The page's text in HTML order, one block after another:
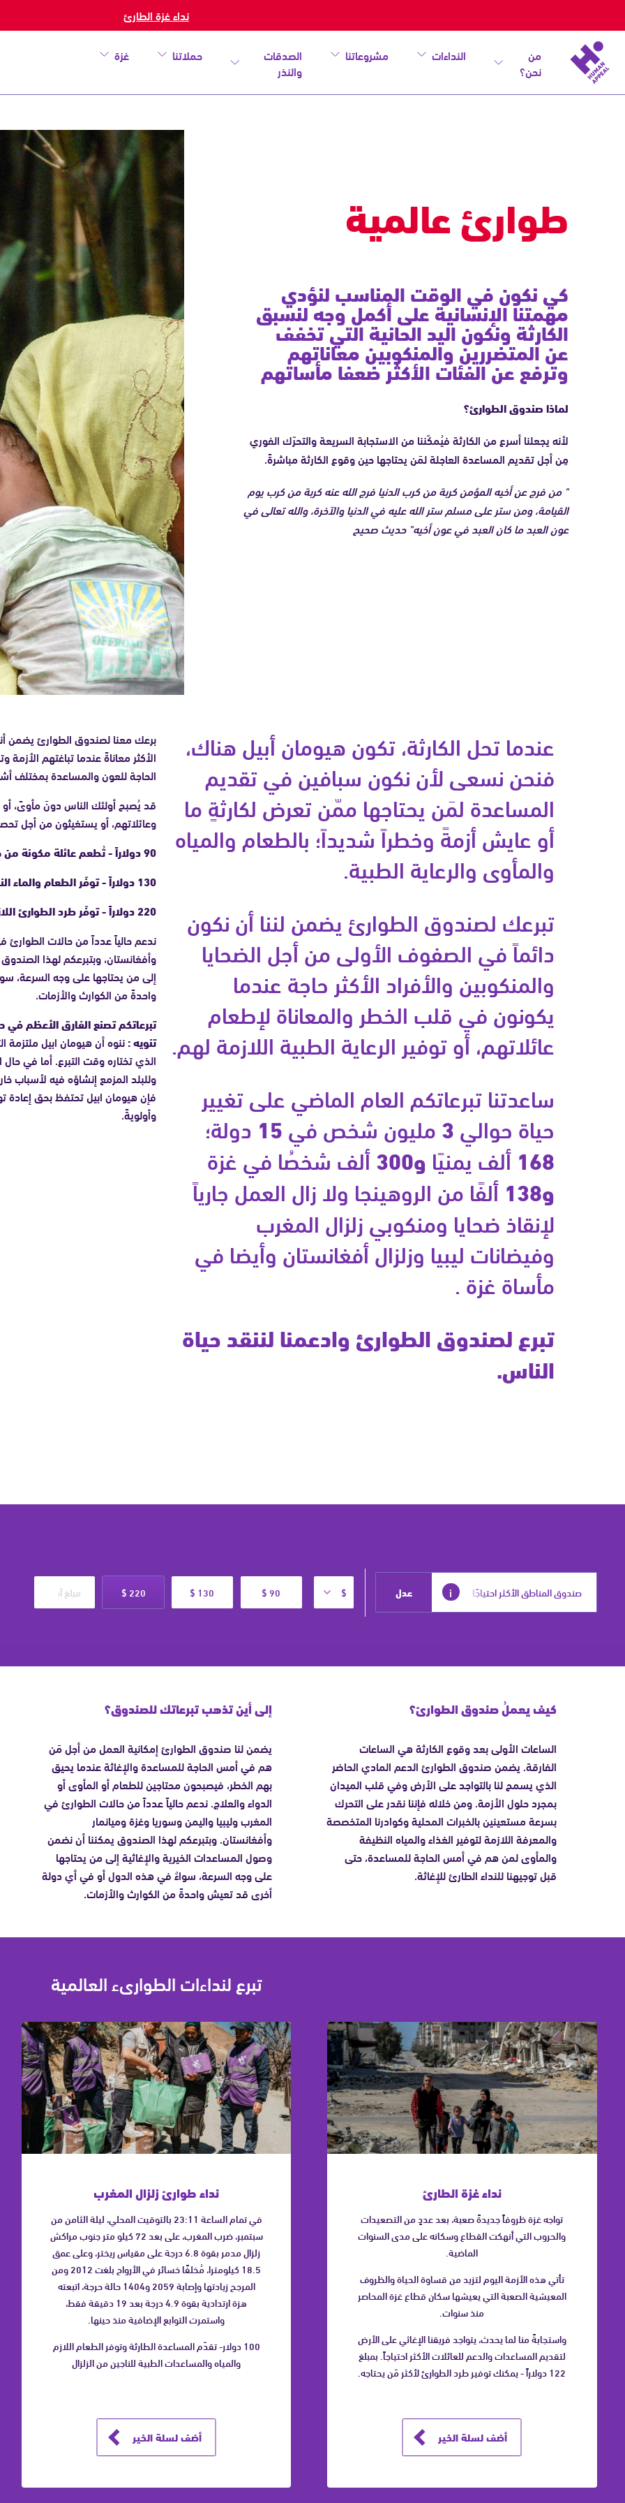
نداء غزة الطارئ
طوارئ
من
نحن؟
النداءات مشروعاتنا الصدقات
والنذر
حملاتنا غزة
طوارئ عالمية
كي نكون في الوقت المناسب لنؤدي
مهمتنا الإنسانية على أكمل وجه لنسبق
الكارثة ونكون اليد الحانية التي تخفف
عن المتضررين والمنكوبين معاناتهم
وترفع عن الفئات الأكثر ضعفا مأساتهم
لماذا صندوق الطوارئ؟
لأنه يجعلنا أسرع من الكارثة فيُمكّننا من الاستجابة السريعة والتحرّك الفوري
مِن أجل تقديم المساعدة العاجلة لمَن يحتاجها حين وقوع الكارثة مباشرةً.
" من فرج عن أخيه المؤمن كربة من كرب الدنيا فرج الله عنه كربة من كرب يوم
القيامة، ومن ستر على مسلم ستر الله عليه في الدنيا والآخرة، والله تعالى في
عون العبد ما كان العبد في عون أخيه" حديث صحيح
عندما تحل الكارثة، تكون هيومان أبيل هناك،
فنحن نسعى لأن نكون سبافين في تقديم
المساعدة لمَن يحتاجها ممّن تعرض لكارثةٍ ما
أو عايش أزمةً وخطراً شديداً؛ بالطعام والمياه
والمأوى والرعاية الطبية.
تبرعك لصندوق الطوارئ يضمن لننا أن نكون
دائماً في الصفوف الأولى من أجل الضحايا
والمنكوبين والأفراد الأكثر حاجة عندما
يكونون في قلب الخطر والمعاناة لإطعام
عائلاتهم، أو توفير الرعاية الطبية اللازمة لهم.
ساعدتنا تبرعاتكم العام الماضي على تغيير
حياة حوالي3مليون شخص في15 دولة؛
168ألف يمنيًاو300 ألف شخصُا في غزة
و138 ألفًا من الروهينجا ولا زال العمل جارياً
لإنقاذ ضحايا ومنكوبي زلزال المغرب
وفيضانات ليبيا وزلزال أفغانستان وأيضا في
مأساة غزة .
تبرع لصندوق الطوارئ وادعمنا لننقد حياة
الناس.
برعك معنا لصندوق الطوارئ يضمن
الأكثر معاناةً عندما تباغتهم
الحاجة للعون والمساعدة بمختلف
قد يُصبح أولئك الناس دونَ مأوىً،
وعائلاتهم، أو يستغيثون من أجل
90 دولاراً - تُطعم عائلة مكونة من خمسة أفراد طعاماً غنياً لمدة شهر.
130 دولاراً - توفّر الطعام والماء النظيف والإمدادات الطبية الأولية لأسرة محتاجة.
220 دولاراً - توفّر طرد الطوارئ اللازم وقت الأزمات.
ندعم حالياً عدداً من حالات الطوارئ
وأفغانستان، وبتبرعكم لهذا
إلى من يحتاجها على وجه
واحدةً من الكوارث والأزمات.
تبرعاتكم تصنع الفارق الأعظم
تنويه :ننوه أن هيومان ابيل ملتزمة
الذي تختاره وقت التبرع. أما في حال
وللبلد المزمع إنشاؤه فيه لأسباب
فإن هيومان ابيل تحتفظ بحق إعادة
وأولويةً.
مزيد
من
i
تبرع وساعد في خلق المرونة اللازمة لاستعادة شكل
الحياة في مقابل الأوضاع الطارئة على مدار العام.
اختر
العملة
ومبلغ
غير
العملة
90 $
130 $
220 $
كيف يعملُ صندوق الطوارئ؟
الساعات الأولى بعد وقوع الكارثة هي الساعات
الفارقة. يضمن صندوق الطوارئ الدعم المادي الحاضر
الذي يسمح لنا بالتواجد على الأرض وفي قلب الميدان
بمجرد حلول الأزمة. ومن خلاله فإننا نقدر على التحرك
بسرعة مستعينين بالخبرات المحلية وكوادرنا المتخصصة
والمعرفة اللازمة لتوفير الغذاء والمياه النظيفة
والمأوى لمن هم في أمس الحاجة للمساعدة، حتى
قبل توجيهنا للنداء الطارئ للإغاثة.
إلى أين تذهب تبرعاتك للصندوق؟
يضمن لنا صندوق الطوارئ إمكانية العمل من أجل مَن
هم في أمس الحاجة للمساعدة والإغاثة عندما يحيق
بهم الخطر، فيصبحون محتاجين للطعام أو المأوى أو
الدواء والعلاج. ندعم حالياً عدداً من حالات الطوارئ في
المغرب وليبيا واليمن وسوريا وغزة وميانمار
وأفغانستان. وبتبرعكم لهذا الصندوق يمكننا أن نضمن
وصول المساعدات الخيرية والإغاثية إلى من يحتاجها
على وجه السرعة، سواءٌ في هذه الدول أو في أي دولة
أخرى قد تعيش واحدةً من الكوارث والأزمات.
تبرع لنداءات الطوارىء العالمية
نداء غزة الطارئ
تواجه غزة ظروفاً جديدةً صعبة، بعد عددٍ من التصعيدات
والحروب التي أنهكت القطاع وسكانه على مدى السنوات
الماضية.
تأتي هذه الأزمة اليوم لتزيد من قساوة الحياة والظروف
المعيشية الصعبة التي يعيشها سكان قطاع غزة المحاصر
منذ سنوات.
واستجابةً منا لما يحدث، يتواجد فريقنا الإغاثي على الأرض
لتقديم المساعدات والدعم للعائلات الأكثر احتياجاً. بمبلغ
122 دولاراً - يمكنك توفير طرد الطوارئ لأكثر مَن يحتاجه.
أضف لسلة الخير
نداء طوارئ زلزال المغرب
في تمام الساعة 23:11 بالتوقيت المحلي، ليلة الثامن من
سبتمبر، ضرب المغرب، على بعد 72 كيلو متر جنوب مراكش
زلزال مدمر بقوة 6.8 درجة على مقياس ريختر، وعلى عمق
18.5 كيلومترا، مُخلفًا خسائر في الأرواح بلغت 2012 ومن
المرجح زيادتها وإصابة 2059 و1404 حالة حرجة، اتبعته
هزة ارتدادية بقوة 4.9 درجة بعد 19 دقيقة فقط،
واستمرت التوابع الإضافية منذ حينها.
100 دولار- تقدّم المساعدة الطارئة وتوفر الطعام اللازم
والمياه والمساعدات الطبية للناجين من الزلزال
أضف لسلة الخير
خطأ
أغلق